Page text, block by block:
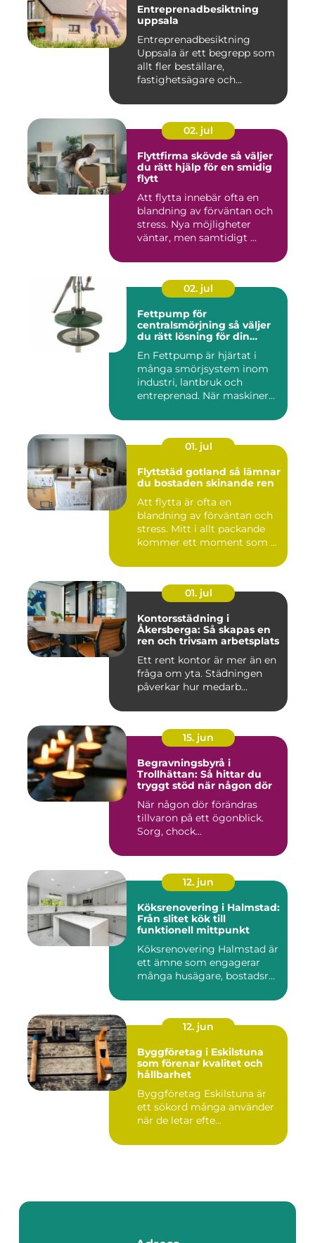
Entreprenadbesiktning
uppsala
Entreprenadbesiktning
Uppsala är ett begrepp som
allt fler beställare,
fastighetsägare och
02. jul
Flyttfirma skövde så väljer
du rätt hjälp för en smidig
flytt
Att flytta innebär ofta en
blandning av förväntan och
stress. Nya möjligheter
väntar, men samtidigt ...
02. jul
Fettpump för
centralsmörjning så väljer
du rätt lösning för din
En Fettpump är hjärtat i
många smörjsystem inom
industri, lantbruk och
entreprenad. När maskiner
01. jul
Flyttstäd gotland så lämnar
du bostaden skinande ren
Att flytta är ofta en
blandning av förväntan och
stress. Mitt i allt packande
kommer ett moment som ...
01. jul
Kontorsstädning i
Åkersberga: Så skapas en
ren och trivsam arbetsplats
Ett rent kontor är mer än en
fråga om yta. Städningen
påverkar hur medarb...
15. jun
Begravningsbyrå i
Trollhättan: Så hittar du
tryggt stöd när någon dör
När någon dör förändras
tillvaron på ett ögonblick.
Sorg, chock...
12. jun
Köksrenovering i Halmstad:
Från slitet kök till
funktionell mittpunkt
Köksrenovering Halmstad är
ett ämne som engagerar
många husägare, bostadsr...
12. jun
Byggföretag i Eskilstuna
som förenar kvalitet och
hållbarhet
Byggföretag Eskilstuna är
ett sökord många använder
när de letar efte...